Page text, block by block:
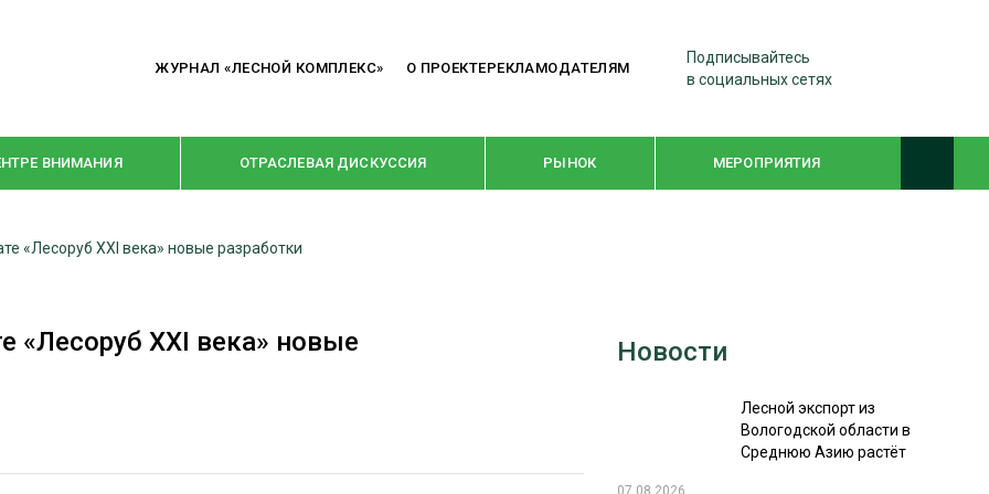
ЖУРНАЛ «ЛЕСНОЙ КОМПЛЕКС» О ПРОЕКТЕРЕКЛАМОДАТЕЛЯМ
Подписывайтесь
в социальных сетях
ВНИМАНИЯ ОТРАСЛЕВАЯ ДИСКУССИЯ РЫНОК МЕРОПРИЯТИЯ
РУБРИКИ
КРУПНЫМ ПЛАНОМ WOODEX-2021
СУШКА ДРЕВЕСИНЫ
«Лесоруб XXI века» новые разработки
«Лесоруб XXI века» новые
Новости
Лесной экспорт из
Вологодской области в
Среднюю Азию растёт
07.08.2026